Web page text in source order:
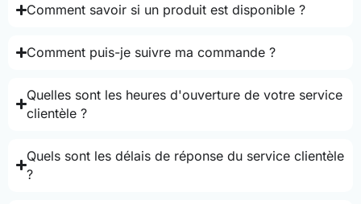
Comment savoir si un produit est disponible ?
Comment puis-je suivre ma commande ?
Quelles sont les heures d'ouverture de votre service
clientèle ?
Quels sont les délais de réponse du service clientèle
?